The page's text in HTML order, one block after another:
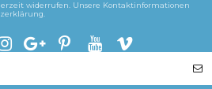
widerrufen. Unsere Kontaktinformationen